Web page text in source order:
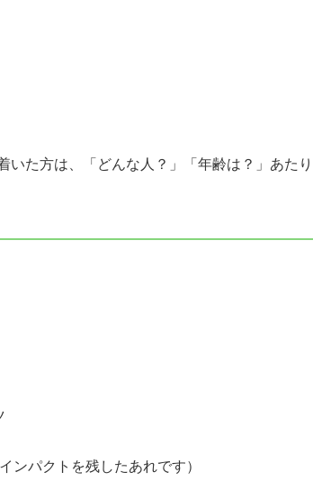
いた方は、「どんな人？」「年齢は？」あたり
ンパクトを残したあれです）